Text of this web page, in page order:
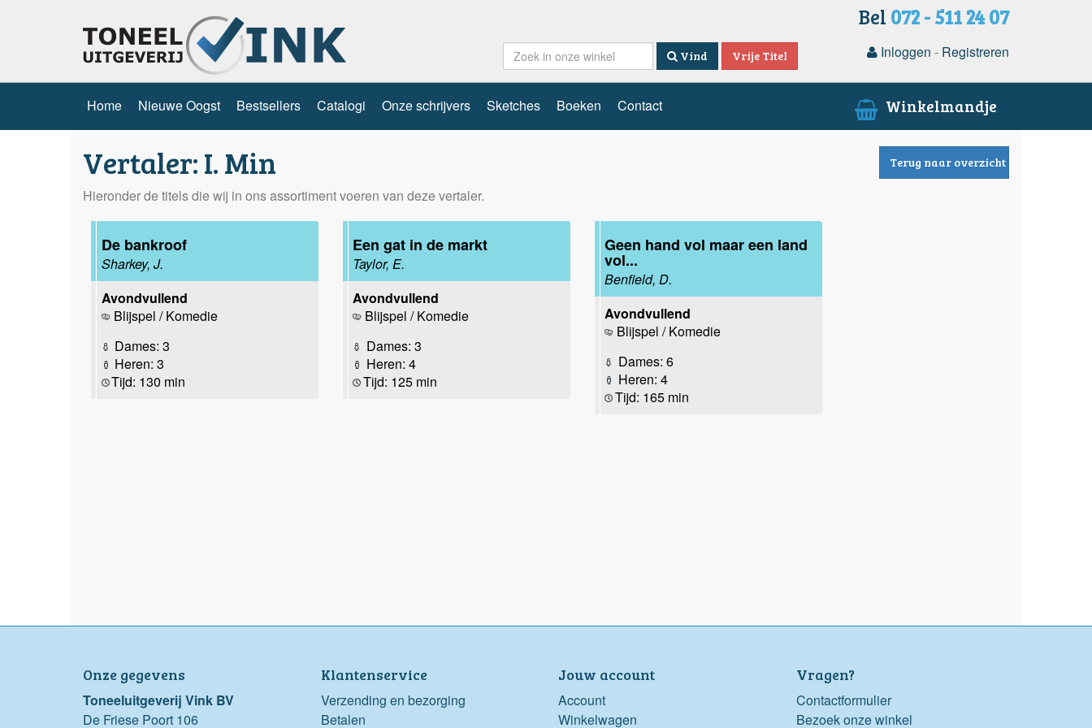
Bel 072 - 511 24 07
Vind Vrije Titel Inloggen - Registreren
Home Nieuwe Oogst Bestsellers Catalogi Onze schrijvers Sketches Boeken Contact Winkelmandje
Vertaler: I. Min Terug naar overzicht
Hieronder de titels die wij in ons assortiment voeren van deze vertaler.
De bankroof
Sharkey, J.
Avondvullend
Blijspel / Komedie
Dames: 3
Heren: 3
Tijd: 130 min
Een gat in de markt
Taylor, E.
Avondvullend
Blijspel / Komedie
Dames: 3
Heren: 4
Tijd: 125 min
Geen hand vol maar een land
vol...
Benfield, D.
Avondvullend
Blijspel / Komedie
Dames: 6
Heren: 4
Tijd: 165 min
Onze gegevens
Toneeluitgeverij Vink BV
De Friese Poort 106
Klantenservice
Verzending en bezorging
Betalen
Jouw account
Account
Winkelwagen
Vragen?
Contactformulier
Bezoek onze winkel